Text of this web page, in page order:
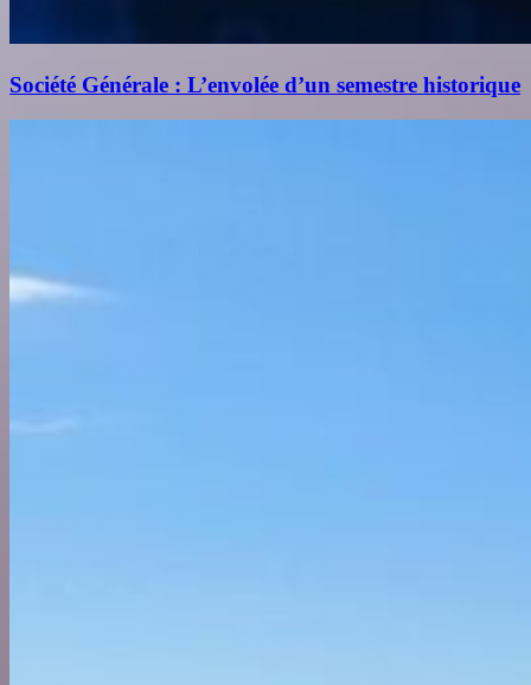
Société Générale : L’envolée d’un semestre historique